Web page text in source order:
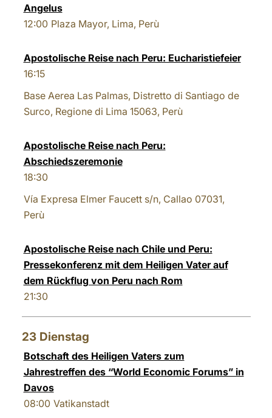
Angelus
12:00 Plaza Mayor, Lima, Perù
Apostolische Reise nach Peru: Eucharistiefeier
16:15
Base Aerea Las Palmas, Distretto di Santiago de
Surco, Regione di Lima 15063, Perù
Apostolische Reise nach Peru:
Abschiedszeremonie
18:30
Vía Expresa Elmer Faucett s/n, Callao 07031,
Perù
Apostolische Reise nach Chile und Peru:
Pressekonferenz mit dem Heiligen Vater auf
dem Rückflug von Peru nach Rom
21:30
23 Dienstag
Botschaft des Heiligen Vaters zum
Jahrestreffen des “World Economic Forums” in
Davos
08:00 Vatikanstadt